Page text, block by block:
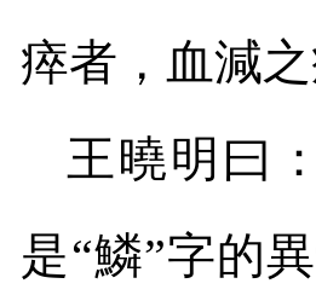
瘁者，血減之
王曉明曰
是“鱗”字的